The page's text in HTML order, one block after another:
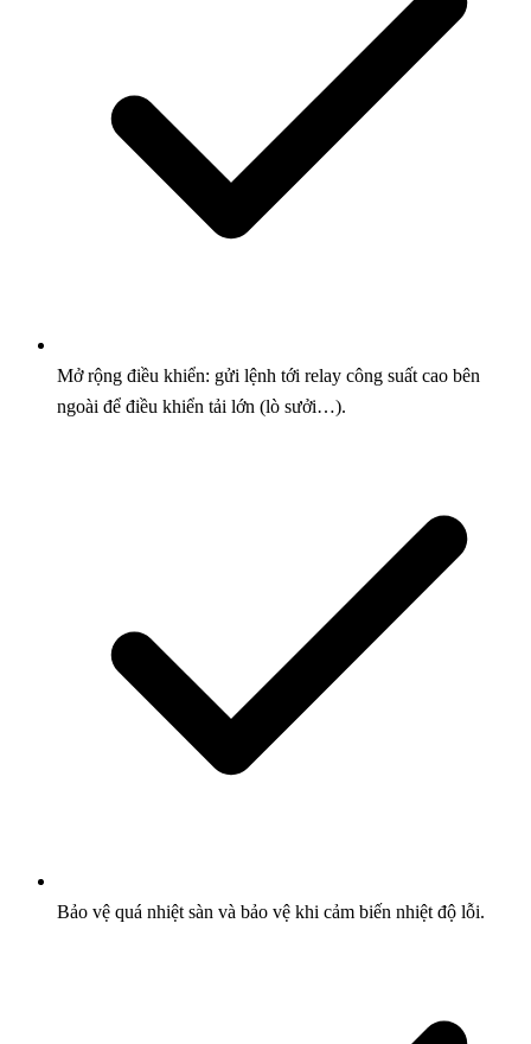
Mở rộng điều khiển: gửi lệnh tới relay công suất cao bên
ngoài để điều khiển tải lớn (lò sưởi…).
Bảo vệ quá nhiệt sàn và bảo vệ khi cảm biến nhiệt độ lỗi.